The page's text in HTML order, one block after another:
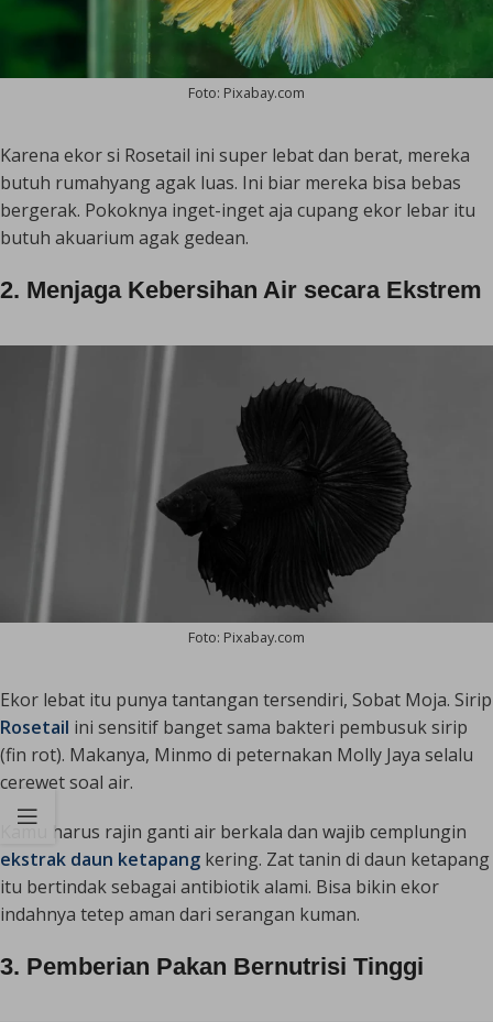
Foto: Pixabay.com
Karena ekor si Rosetail ini super lebat dan berat, mereka
butuh rumahyang agak luas. Ini biar mereka bisa bebas
bergerak. Pokoknya inget-inget aja cupang ekor lebar itu
butuh akuarium agak gedean.
2. Menjaga Kebersihan Air secara Ekstrem
Foto: Pixabay.com
Ekor lebat itu punya tantangan tersendiri, Sobat Moja. Sirip
Rosetail ini sensitif banget sama bakteri pembusuk sirip
(fin rot). Makanya, Minmo di peternakan Molly Jaya selalu
cerewet soal air.
Kamu harus rajin ganti air berkala dan wajib cemplungin
ekstrak daun ketapang kering. Zat tanin di daun ketapang
itu bertindak sebagai antibiotik alami. Bisa bikin ekor
indahnya tetep aman dari serangan kuman.
3. Pemberian Pakan Bernutrisi Tinggi